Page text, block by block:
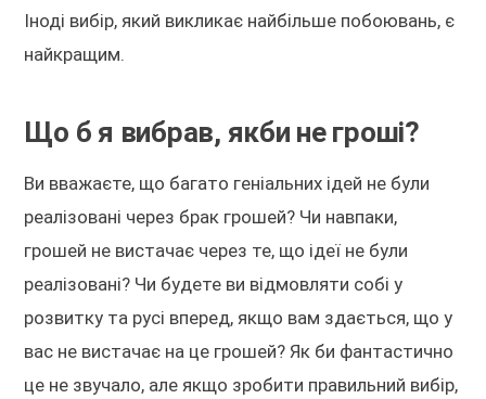
Іноді вибір, який викликає найбільше побоювань, є
найкращим.
Що б я вибрав, якби не гроші?
Ви вважаєте, що багато геніальних ідей не були
реалізовані через брак грошей? Чи навпаки,
грошей не вистачає через те, що ідеї не були
реалізовані? Чи будете ви відмовляти собі у
розвитку та русі вперед, якщо вам здається, що у
вас не вистачає на це грошей? Як би фантастично
це не звучало, але якщо зробити правильний вибір,